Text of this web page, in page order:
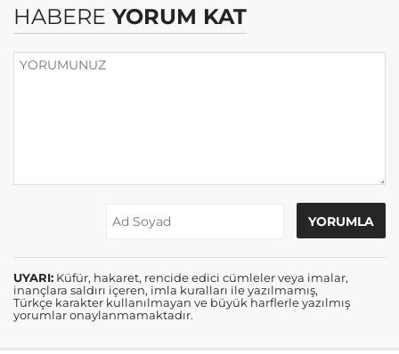
HABERE YORUM KAT
UYARI: Küfür, hakaret, rencide edici cümleler veya imalar,
inançlara saldırı içeren, imla kuralları ile yazılmamış,
Türkçe karakter kullanılmayan ve büyük harflerle yazılmış
yorumlar onaylanmamaktadır.